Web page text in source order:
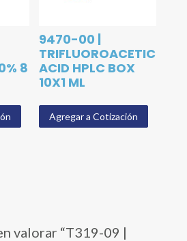
8
9470-00 |
TRIFLUOROACETIC
ACID HPLC BOX
10X1 ML
Agregar a Cotización
valorar “T319-09 |